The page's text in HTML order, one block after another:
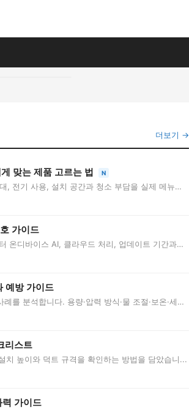
맞는 제품 고르는 법 N
, 전기 사용, 설치 공간과 청소 부담을 실제 메뉴
가이드
온디바이스 AI, 클라우드 처리, 업데이트 기간과
예방 가이드
를 분석합니다. 용량·압력 방식·물 조절·보온·세
리스트
높이와 덕트 규격을 확인하는 방법을 담았습니...
력 가이드
더보기 →